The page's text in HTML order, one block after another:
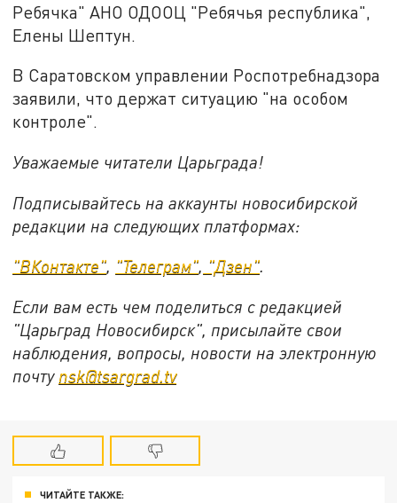
Ребячка" АНО ОДООЦ "Ребячья республика",
Елены Шептун.
В Саратовском управлении Роспотребнадзора
заявили, что держат ситуацию "на особом
контроле".
Уважаемые читатели Царьграда!
Подписывайтесь на аккаунты новосибирской
редакции на следующих платформах:
"ВКонтакте", "Телеграм", "Дзен".
Если вам есть чем поделиться с редакцией
"Царьград Новосибирск", присылайте свои
наблюдения, вопросы, новости на электронную
почту nsk@tsargrad.tv
ЧИТАЙТЕ ТАКЖЕ: